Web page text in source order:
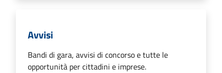
Avvisi
Bandi di gara, avvisi di concorso e tutte le
opportunità per cittadini e imprese.